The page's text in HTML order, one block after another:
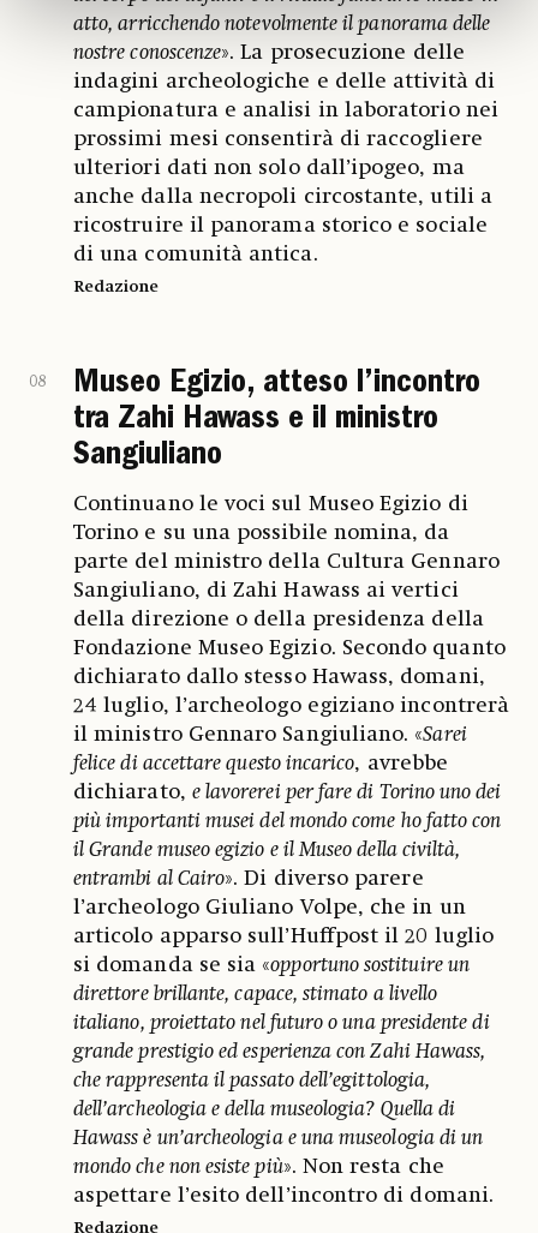
atto, arricchendo notevolmente il panorama delle
nostre conoscenze». La prosecuzione delle
indagini archeologiche e delle attività di
campionatura e analisi in laboratorio nei
prossimi mesi consentirà di raccogliere
ulteriori dati non solo dall’ipogeo, ma
anche dalla necropoli circostante, utili a
ricostruire il panorama storico e sociale
di una comunità antica.
Redazione
08
Museo Egizio, atteso l’incontro
tra Zahi Hawass e il ministro
Sangiuliano
Continuano le voci sul Museo Egizio di
Torino e su una possibile nomina, da
parte del ministro della Cultura Gennaro
Sangiuliano, di Zahi Hawass ai vertici
della direzione o della presidenza della
Fondazione Museo Egizio. Secondo quanto
dichiarato dallo stesso Hawass, domani,
24 luglio, l’archeologo egiziano incontrerà
il ministro Gennaro Sangiuliano. «Sarei
felice di accettare questo incarico, avrebbe
dichiarato, e lavorerei per fare di Torino uno dei
più importanti musei del mondo come ho fatto con
il Grande museo egizio e il Museo della civiltà,
entrambi al Cairo». Di diverso parere
l’archeologo Giuliano Volpe, che in un
articolo apparso sull’Huffpost il 20 luglio
si domanda se sia «opportuno sostituire un
direttore brillante, capace, stimato a livello
italiano, proiettato nel futuro o una presidente di
grande prestigio ed esperienza con Zahi Hawass,
che rappresenta il passato dell’egittologia,
dell’archeologia e della museologia? Quella di
Hawass è un’archeologia e una museologia di un
mondo che non esiste più». Non resta che
aspettare l’esito dell’incontro di domani.
Redazione